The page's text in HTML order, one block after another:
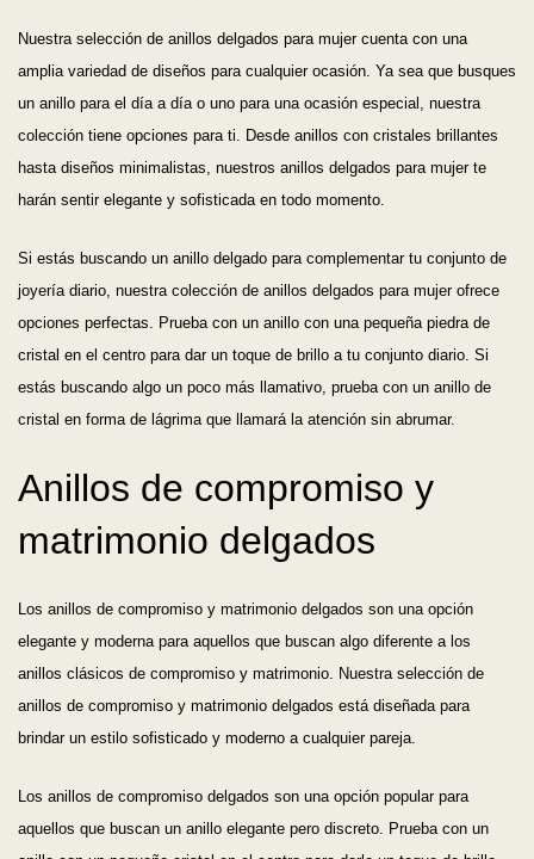
Nuestra selección de anillos delgados para mujer cuenta con una
amplia variedad de diseños para cualquier ocasión. Ya sea que busques
un anillo para el día a día o uno para una ocasión especial, nuestra
colección tiene opciones para ti. Desde anillos con cristales brillantes
hasta diseños minimalistas, nuestros anillos delgados para mujer te
harán sentir elegante y sofisticada en todo momento.
Si estás buscando un anillo delgado para complementar tu conjunto de
joyería diario, nuestra colección de anillos delgados para mujer ofrece
opciones perfectas. Prueba con un anillo con una pequeña piedra de
cristal en el centro para dar un toque de brillo a tu conjunto diario. Si
estás buscando algo un poco más llamativo, prueba con un anillo de
cristal en forma de lágrima que llamará la atención sin abrumar.
Anillos de compromiso y
matrimonio delgados
Los anillos de compromiso y matrimonio delgados son una opción
elegante y moderna para aquellos que buscan algo diferente a los
anillos clásicos de compromiso y matrimonio. Nuestra selección de
anillos de compromiso y matrimonio delgados está diseñada para
brindar un estilo sofisticado y moderno a cualquier pareja.
Los anillos de compromiso delgados son una opción popular para
aquellos que buscan un anillo elegante pero discreto. Prueba con un